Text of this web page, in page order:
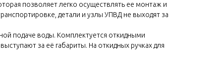
позволяет легко осуществлять ее монтаж и
детали и узлы УПВД не выходят за
подаче воды. Комплектуется откидными
за её габариты. На откидных ручках для